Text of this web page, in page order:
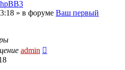
» в форуме Ваш первый
admin